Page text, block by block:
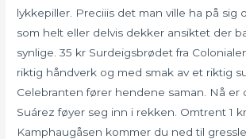
lykkepiller. Preciiis det man ville ha på sig
som helt eller delvis dekker ansiktet der
synlige. 35 kr Surdeigsbrødet fra
riktig håndverk og med smak av et riktig
Celebranten fører hendene saman. Nå er
Suárez føyer seg inn i rekken. Omtrent 1
Kamphaugåsen kommer du ned til